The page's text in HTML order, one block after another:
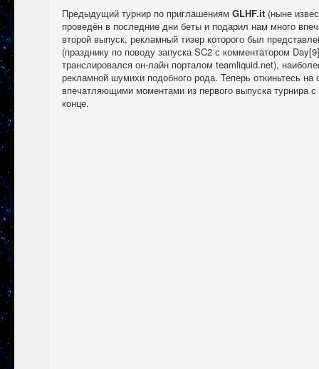
Предыдущий турнир по приглашениям GLHF.it (ныне
проведён в последние дни беты и подарил нам много
второй выпуск, рекламный тизер которого был
(празднику по поводу запуска SC2 с комментатором
транслировался он-лайн порталом teamliquid.net),
рекламной шумихи подобного рода. Теперь откиньтесь
впечатляющими моментами из первого выпуска турнира
конце.